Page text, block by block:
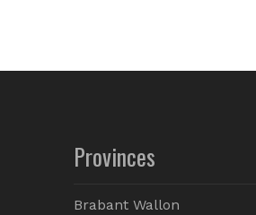
Provinces
Brabant Wallon